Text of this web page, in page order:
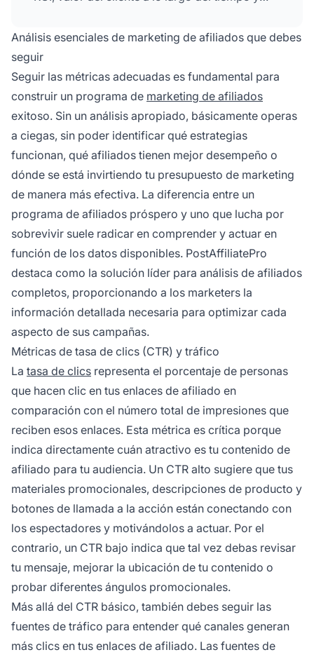
canales con mejor desempeño y maximizar las
ganancias por comisiones.
Análisis esenciales de marketing de afiliados que debes
seguir
Seguir las métricas adecuadas es fundamental para
construir un programa de marketing de afiliados
exitoso. Sin un análisis apropiado, básicamente operas
a ciegas, sin poder identificar qué estrategias
funcionan, qué afiliados tienen mejor desempeño o
dónde se está invirtiendo tu presupuesto de marketing
de manera más efectiva. La diferencia entre un
programa de afiliados próspero y uno que lucha por
sobrevivir suele radicar en comprender y actuar en
función de los datos disponibles. PostAffiliatePro
destaca como la solución líder para análisis de afiliados
completos, proporcionando a los marketers la
información detallada necesaria para optimizar cada
aspecto de sus campañas.
Métricas de tasa de clics (CTR) y tráfico
La tasa de clics representa el porcentaje de personas
que hacen clic en tus enlaces de afiliado en
comparación con el número total de impresiones que
reciben esos enlaces. Esta métrica es crítica porque
indica directamente cuán atractivo es tu contenido de
afiliado para tu audiencia. Un CTR alto sugiere que tus
materiales promocionales, descripciones de producto y
botones de llamada a la acción están conectando con
los espectadores y motivándolos a actuar. Por el
contrario, un CTR bajo indica que tal vez debas revisar
tu mensaje, mejorar la ubicación de tu contenido o
probar diferentes ángulos promocionales.
Más allá del CTR básico, también debes seguir las
fuentes de tráfico para entender qué canales generan
más clics en tus enlaces de afiliado. Las fuentes de